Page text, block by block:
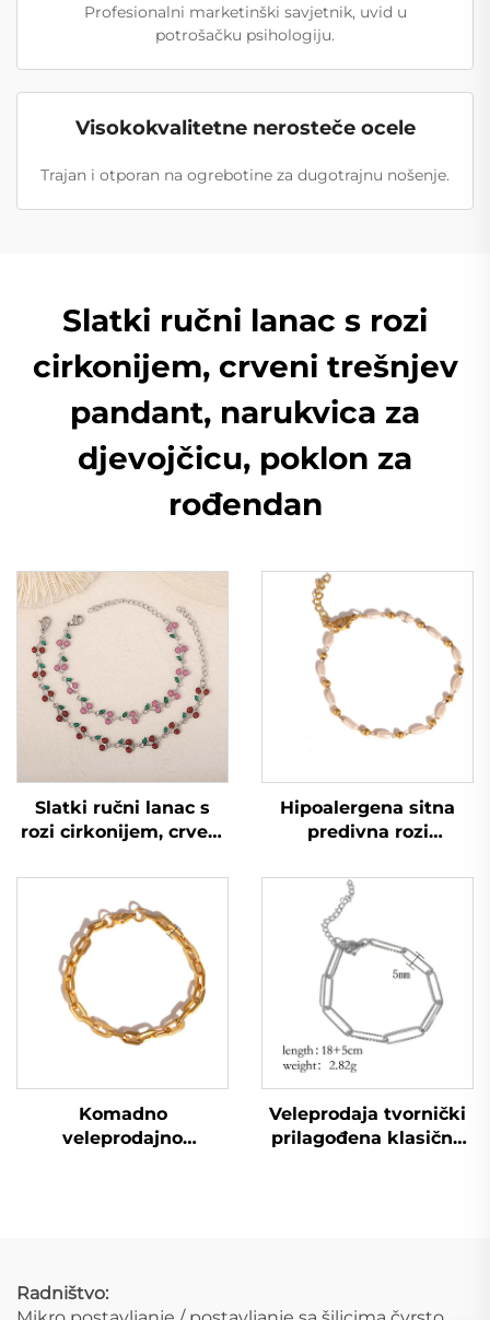
Profesionalni marketinški savjetnik, uvid u
potrošačku psihologiju.
Visokokvalitetne nerosteče ocele
Trajan i otporan na ogrebotine za dugotrajnu nošenje.
Slatki ručni lanac s rozi
cirkonijem, crveni trešnjev
pandant, narukvica za
djevojčicu, poklon za
rođendan
Slatki ručni lanac s
rozi cirkonijem, crveni
narukvica za
djevojčicu, poklon za
rođendan
Hipoalergena sitna
predivna rozi
riže, lanac za kćer
Komadno
veleprodajno
Veleprodaja tvornički
prilagođena klasična
Radništvo: